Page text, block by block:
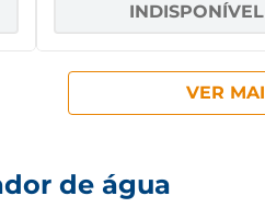
INDISPONÍVEL
de água